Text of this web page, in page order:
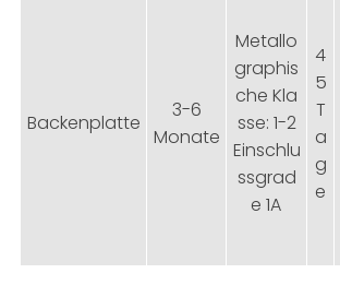
Backenplatte
3-6
Monate
Metallo
graphis
che Kla
sse: 1-2
Einschlu
ssgrad
e 1A
4
5
T
a
g
e